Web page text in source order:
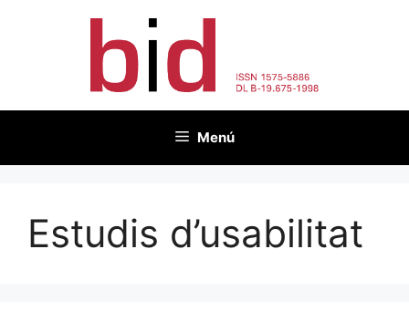
Menú
Estudis d’usabilitat